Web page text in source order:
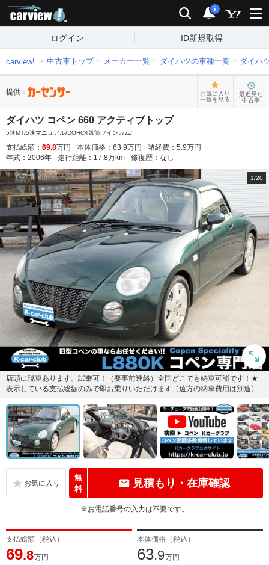
検索 通知
i
ログイン ID新規取得
carview! 中古車トップ メーカー一覧 ダイハツの車種一覧 ダイハ
提供：
お気に入り
一覧を見る
最近見た
中古車
ダイハツ コペン 660 アクティブトップ
5速MT/5速マニュアル/DOHC4気筒ツインカム/
支払総額： 69.8万円 本体価格： 63.9万円 諸経費： 5.9万円
年式： 2006年 走行距離： 17.8万km 修復歴： なし
1/20
店頭に現車あります。試乗可！（要事前連絡）全国どこでも納車可能です！★
表示している支払総額のみで即お乗りいただけます（遠方の納車費用は別途）
無
料
見積もり・在庫確認
※お電話番号の入力は不要です。
支払総額（税込）
69.8万円
本体価格（税込）
63.9万円